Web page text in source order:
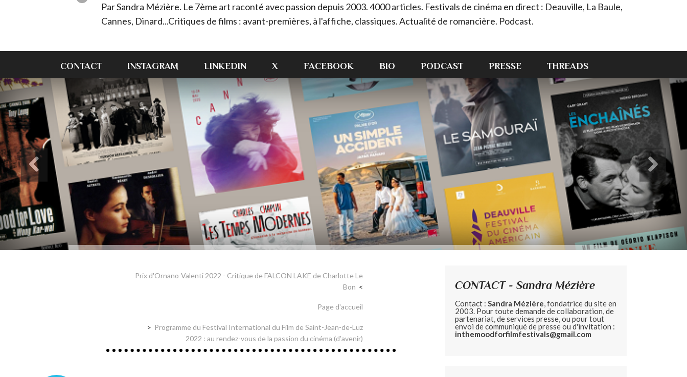
Par Sandra Mézière. Le 7ème art raconté avec passion depuis 2003. 4000 articles. Festivals de cinéma en direct : Deauville, La Baule,
Cannes, Dinard...Critiques de films : avant-premières, à l'affiche, classiques. Actualité de romancière. Podcast.
CONTACT INSTAGRAM LINKEDIN X FACEBOOK BIO PODCAST PRESSE THREADS
Prix d'Ornano-Valenti 2022 - Critique de FALCON LAKE de Charlotte Le
Bon
Page d'accueil
Programme du Festival International du Film de Saint-Jean-de-Luz
2022 : au rendez-vous de la passion du cinéma (d’avenir)
CONTACT - Sandra Mézière
Contact : Sandra Mézière, fondatrice du site en
2003. Pour toute demande de collaboration, de
partenariat, de services presse, ou pour tout
envoi de communiqué de presse ou d'invitation :
inthemoodforfilmfestivals@gmail.com